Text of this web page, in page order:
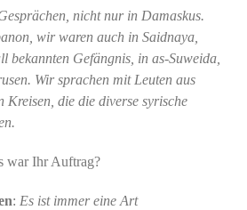
nicht nur in Damaskus.
wir waren auch in Saidnaya,
bekannten Gefängnis, in as-Suweida,
Wir sprachen mit Leuten aus
Kreisen, die die diverse syrische
war Ihr Auftrag?
: Es ist immer eine Art